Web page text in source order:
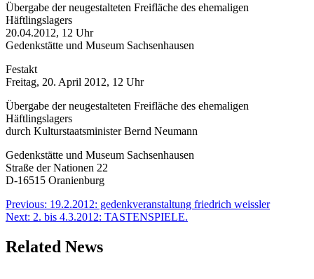
Übergabe der neugestalteten Freifläche des ehemaligen
Häftlingslagers
20.04.2012, 12 Uhr
Gedenkstätte und Museum Sachsenhausen
Festakt
Freitag, 20. April 2012, 12 Uhr
Übergabe der neugestalteten Freifläche des ehemaligen
Häftlingslagers
durch Kulturstaatsminister Bernd Neumann
Gedenkstätte und Museum Sachsenhausen
Straße der Nationen 22
D-16515 Oranienburg
Beitragsnavigation
Previous: 19.2.2012: gedenkveranstaltung friedrich weissler
Next: 2. bis 4.3.2012: TASTENSPIELE.
Related News